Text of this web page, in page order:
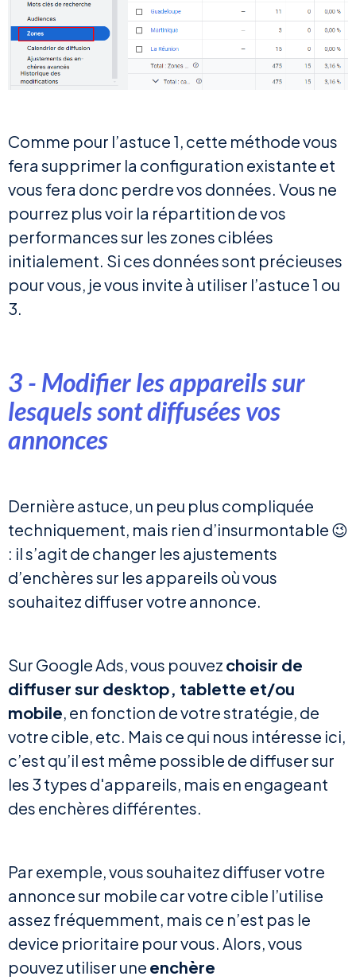
Comme pour l’astuce 1, cette méthode vous
fera supprimer la configuration existante et
vous fera donc perdre vos données. Vous ne
pourrez plus voir la répartition de vos
performances sur les zones ciblées
initialement. Si ces données sont précieuses
pour vous, je vous invite à utiliser l’astuce 1 ou
3.
3 - Modifier les appareils sur
lesquels sont diffusées vos
annonces
Dernière astuce, un peu plus compliquée
techniquement, mais rien d’insurmontable 😉
: il s’agit de changer les ajustements
d’enchères sur les appareils où vous
souhaitez diffuser votre annonce.
Sur Google Ads, vous pouvez choisir de
diffuser sur desktop, tablette et/ou
mobile, en fonction de votre stratégie, de
votre cible, etc. Mais ce qui nous intéresse ici,
c’est qu’il est même possible de diffuser sur
les 3 types d'appareils, mais en engageant
des enchères différentes.
Par exemple, vous souhaitez diffuser votre
annonce sur mobile car votre cible l’utilise
assez fréquemment, mais ce n’est pas le
device prioritaire pour vous. Alors, vous
pouvez utiliser une enchère